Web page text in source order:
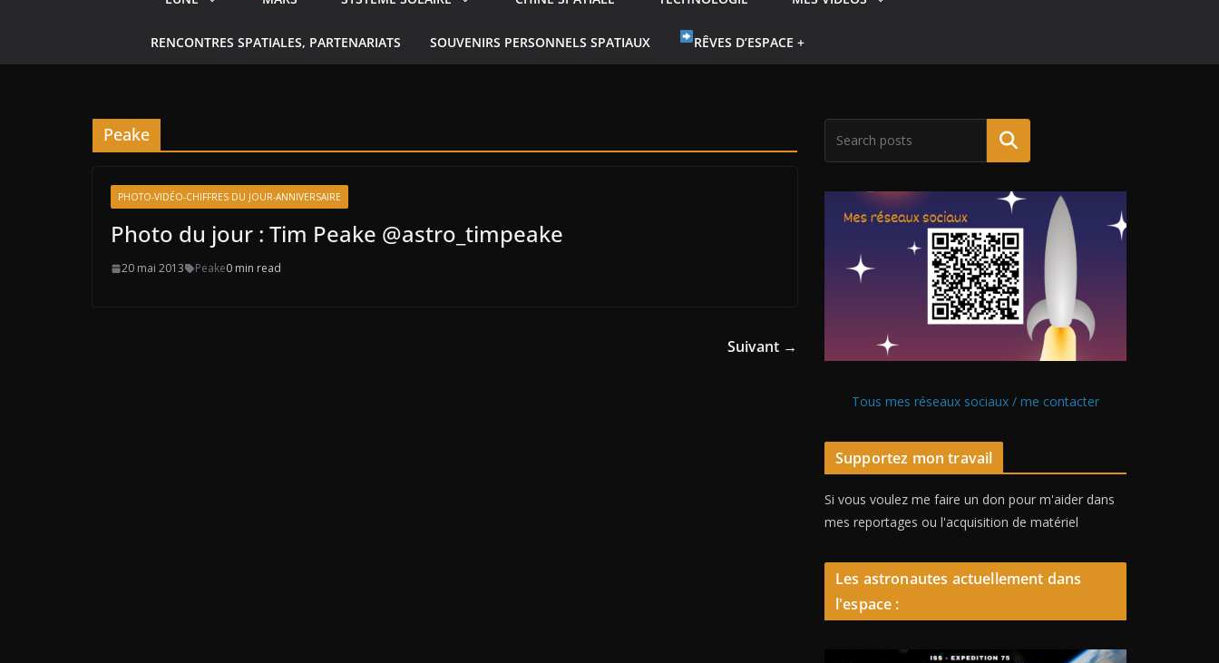
RENCONTRES SPATIALES, PARTENARIATS SOUVENIRS PERSONNELS SPATIAUX RÊVES D’ESPACE +
Peake
PHOTO-VIDÉO-CHIFFRES DU JOUR-ANNIVERSAIRE
Photo du jour : Tim Peake @astro_timpeake
20 mai 2013 Peake0 min read
Suivant →
Tous mes réseaux sociaux / me contacter
Supportez mon travail
Si vous voulez me faire un don pour m'aider dans
mes reportages ou l'acquisition de matériel
Les astronautes actuellement dans
l'espace :